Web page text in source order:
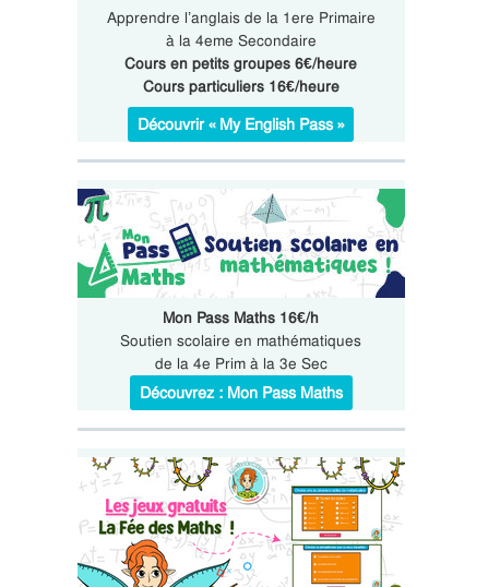
Apprendre l’anglais de la 1ere Primaire
à la 4eme Secondaire
Cours en petits groupes 6€/heure
Cours particuliers 16€/heure
Découvrir « My English Pass »
Mon Pass Maths 16€/h
Soutien scolaire en mathématiques
de la 4e Prim à la 3e Sec
Découvrez : Mon Pass Maths